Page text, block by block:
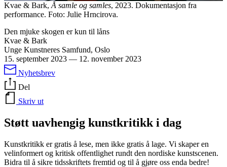
Kvae & Bark, Å samle og samles, 2023. Dokumentasjon fra
performance. Foto: Julie Hrncirova.
Den mjuke skogen er kun til låns
Kvae & Bark
Unge Kunstneres Samfund, Oslo
15. september 2023 — 12. november 2023
Nyhetsbrev
Del
Skriv ut
Støtt uavhengig kunstkritikk i dag
Kunstkritikk er gratis å lese, men ikke gratis å lage. Vi skaper en
velinformert og kritisk offentlighet rundt den nordiske kunstscenen.
Bidra til å sikre tidsskriftets fremtid og til å gjøre oss enda bedre!